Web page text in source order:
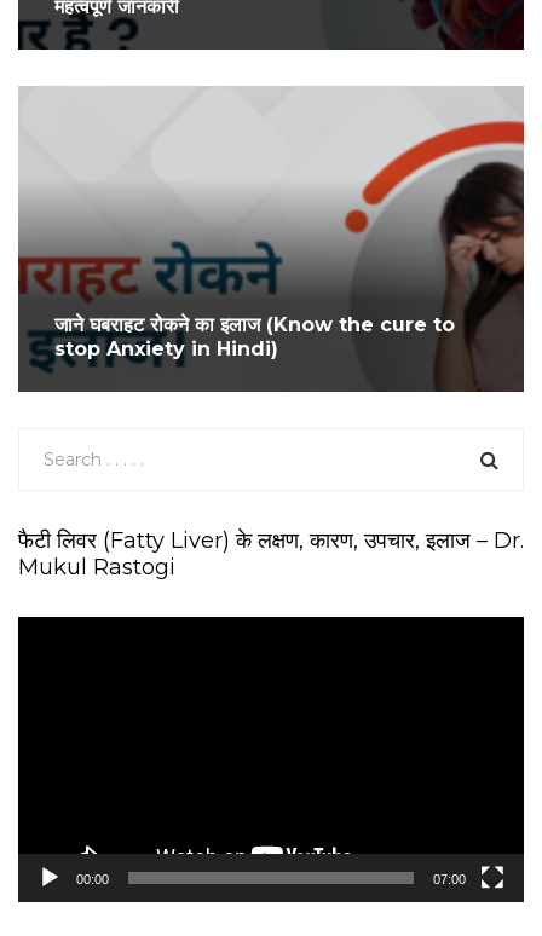
महत्वपूर्ण जानकारी
जाने घबराहट रोकने का इलाज (Know the cure to
stop Anxiety in Hindi)
फैटी लिवर (Fatty Liver) के लक्षण, कारण, उपचार, इलाज – Dr.
Mukul Rastogi
00:00 07:00